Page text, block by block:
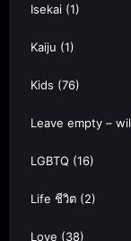
Isekai (1)
Kaiju (1)
Kids (76)
Leave empty –
LGBTQ (16)
Life ชีวิต (2)
Love (38)